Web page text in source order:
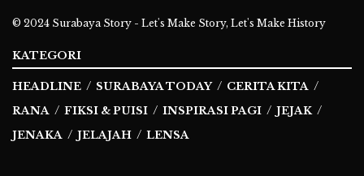
© 2024 Surabaya Story - Let's Make Story, Let's Make History
KATEGORI
HEADLINE SURABAYA TODAY
CERITA KITA
RANA
FIKSI & PUISI INSPIRASI PAGI
JEJAK
JENAKA
JELAJAH LENSA